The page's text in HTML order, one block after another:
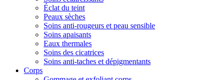
Éclat du teint
Peaux sèches
Soins anti-rougeurs et peau sensible
Soins apaisants
Eaux thermales
Soins des cicatrices
Soins anti-taches et dépigmentants
Corps